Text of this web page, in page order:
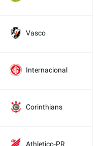
Vasco
Internacional
Corinthians
Athletico-PR